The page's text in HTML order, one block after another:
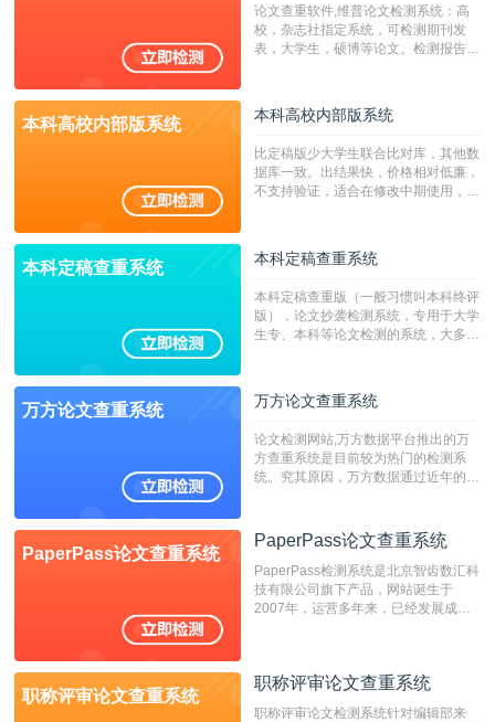
字符数30万）
论文查重软件,维普论文检测系统：高
校，杂志社指定系统，可检测期刊发
表，大学生，硕博等论文。检测报告支
本科高校内部版系统 本科高校内部版系统
比定稿版少大学生联合比对库，其他数
据库一致。出结果快，价格相对低廉，
不支持验证，适合在修改中期使用，定
本科定稿查重系统 本科定稿查重系统
本科定稿查重版（一般习惯叫本科终评
版），论文抄袭检测系统，专用于大学
生专、本科等论文检测的系统，大多数
万方论文查重系统 万方论文查重系统
论文检测网站,万方数据平台推出的万
方查重系统是目前较为热门的检测系
统。究其原因，万方数据通过近年的发
检测系统，其真实性和权威性无可厚
非。其次，相对于知网而言，万方检测
费用少，上手容易，是学生初次论文查
重的推荐系统。
PaperPass论文查重系统
PaperPass论文查重系统
PaperPass检测系统是北京智齿数汇科
技有限公司旗下产品，网站诞生于
2007年，运营多年来，已经发展成为
检测速度快、精度高，市场反映良好。
职称评审论文查重系统
职称评审论文查重系统
职称评审论文检测系统针对编辑部来